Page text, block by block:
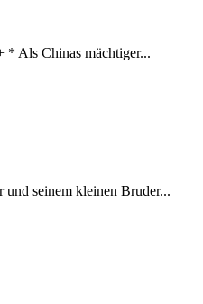
Als Chinas mächtiger...
seinem kleinen Bruder...